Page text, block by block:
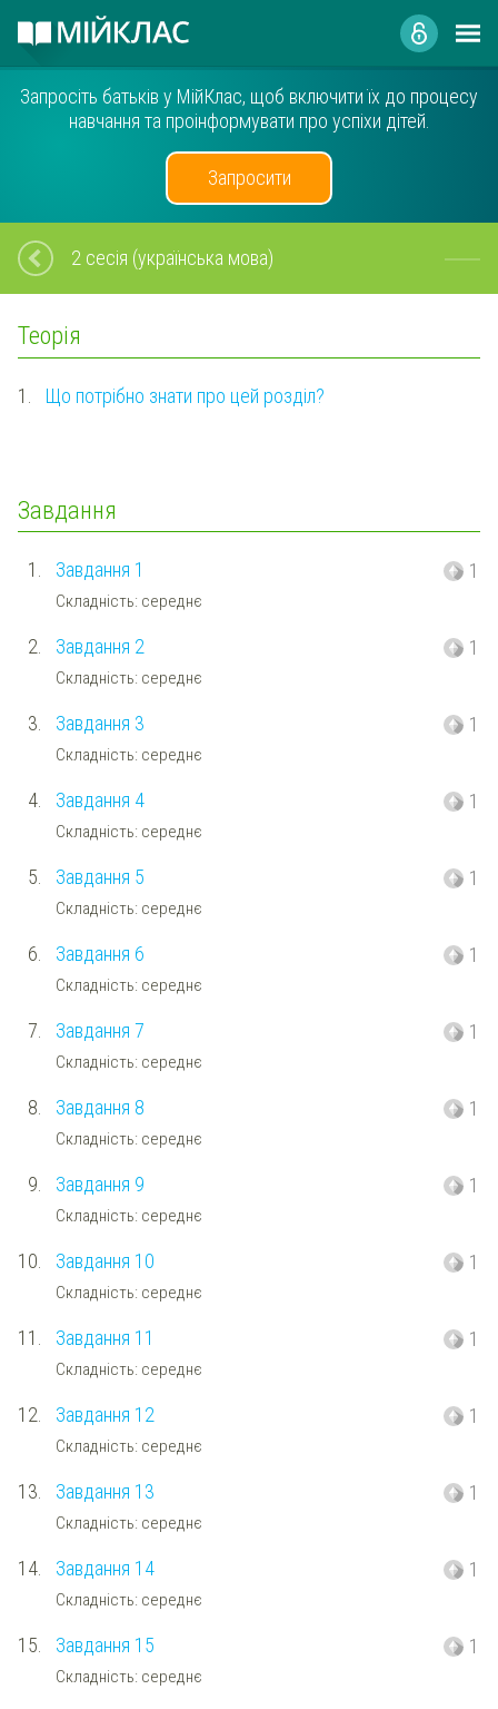
Запросіть батьків у МійКлас, щоб включити їх до процесу
навчання та проінформувати про успіхи дітей.
Запросити
2 сесія (українська мова)
Теорія
1. Що потрібно знати про цей розділ?
Завдання
1. Завдання 1
Складність: середнє
1
2. Завдання 2
Складність: середнє
1
3. Завдання 3
Складність: середнє
1
4. Завдання 4
Складність: середнє
1
5. Завдання 5
Складність: середнє
1
6. Завдання 6
Складність: середнє
1
7. Завдання 7
Складність: середнє
1
8. Завдання 8
Складність: середнє
1
9. Завдання 9
Складність: середнє
1
10. Завдання 10
Складність: середнє
1
11. Завдання 11
Складність: середнє
1
12. Завдання 12
Складність: середнє
1
13. Завдання 13
Складність: середнє
1
14. Завдання 14
Складність: середнє
1
15. Завдання 15
Складність: середнє
1